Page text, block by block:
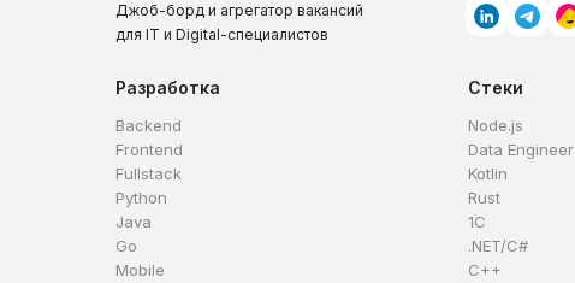
Джоб-борд и агрегатор вакансий
для IT и Digital-специалистов
Разработка
Backend
Frontend
Fullstack
Python
Java
Go
Mobile
Стеки
Node.js
Data Engineer
Kotlin
Rust
1C
.NET/C#
C++